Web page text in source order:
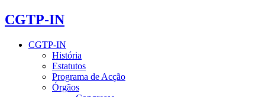
CGTP-IN
CGTP-IN
História
Estatutos
Programa de Acção
Órgãos